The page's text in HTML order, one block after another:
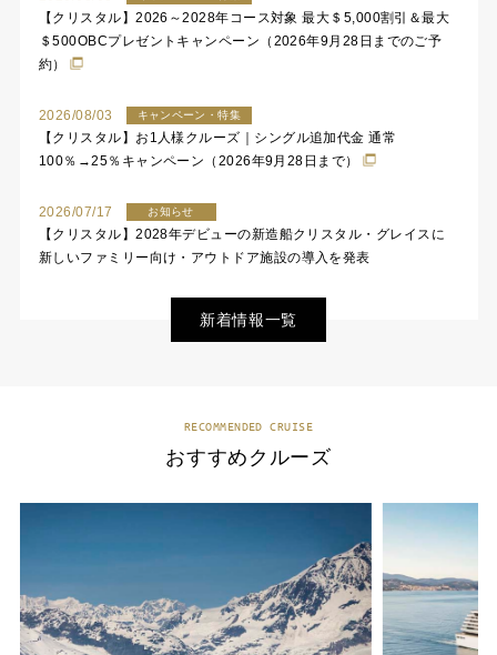
【クリスタル】2026～2028年コース対象 最大＄5,000割引＆最大
＄500OBCプレゼントキャンペーン（2026年9月28日までのご予
約）
2026/08/03 キャンペーン・特集
【クリスタル】お1人様クルーズ｜シングル追加代金 通常
100％→25％キャンペーン（2026年9月28日まで）
2026/07/17 お知らせ
【クリスタル】2028年デビューの新造船クリスタル・グレイスに
新しいファミリー向け・アウトドア施設の導入を発表
新着情報一覧
RECOMMENDED CRUISE
おすすめクルーズ